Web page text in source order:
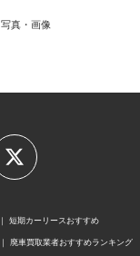
写真・画像
短期カーリースおすすめ
廃車買取業者おすすめランキング